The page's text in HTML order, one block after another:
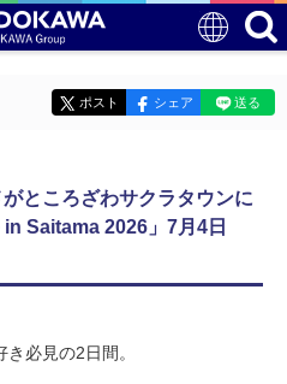
ポスト シェア 送る
ところざわサクラタウンに
Saitama 2026」7月4日
必見の2日間。